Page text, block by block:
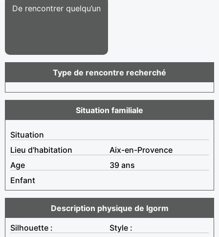
De rencontrer quelqu’un
Type de rencontre recherché
Situation familiale
Situation
Lieu d'habitation
Aix-en-Provence
Age
39 ans
Enfant
Description physique de Igorm
Silhouette :
Style :